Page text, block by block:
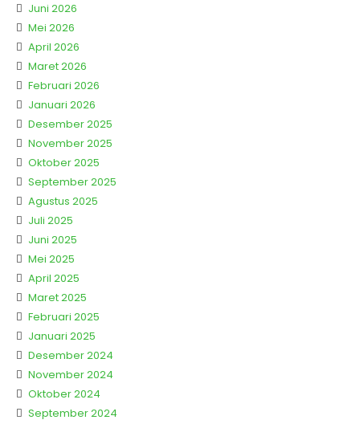
Juni 2026
Mei 2026
April 2026
Maret 2026
Februari 2026
Januari 2026
Desember 2025
November 2025
Oktober 2025
September 2025
Agustus 2025
Juli 2025
Juni 2025
Mei 2025
April 2025
Maret 2025
Februari 2025
Januari 2025
Desember 2024
November 2024
Oktober 2024
September 2024